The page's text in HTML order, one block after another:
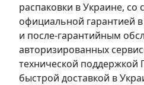
распаковки в Украине, со
официальной гарантией
и после-гарантийным
авторизированных
технической поддержкой
быстрой доставкой в